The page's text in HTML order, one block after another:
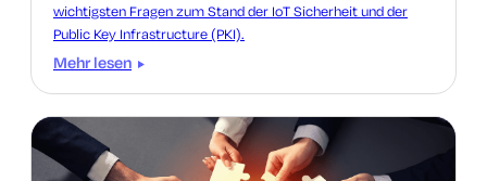
wichtigsten Fragen zum Stand der IoT Sicherheit und der
Public Key Infrastructure (PKI).
Mehr lesen